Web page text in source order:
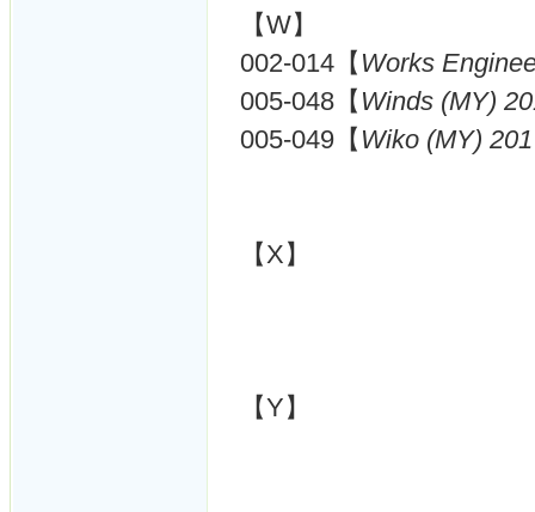
【W】
002-014【 Works
005-048【 Winds (MY)
005-049【 Wiko (MY)
【X】
【Y】